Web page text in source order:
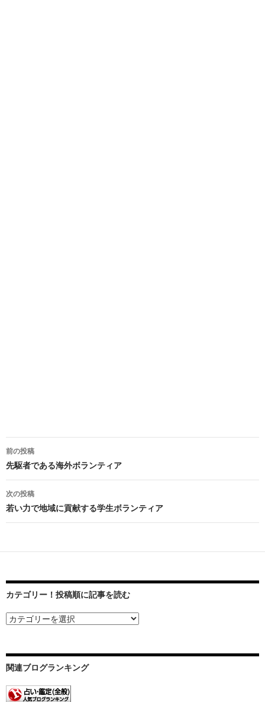
投
稿
ナ
ゲ
シ
ョ
前の投稿
先駆者である海外ボランティア
次の投稿
若い力で地域に貢献する学生ボランティア
カテゴリー！投稿順に記事を読む
関連ブログランキング